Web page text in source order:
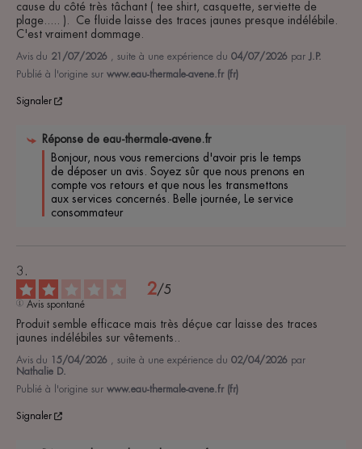
cause du côté très tâchant ( tee shirt, casquette, serviette de
plage..... ).  Ce fluide laisse des traces jaunes presque indélébile.
C'est vraiment dommage.
Avis du 21/07/2026 , suite à une expérience du 04/07/2026 par J.P.
Publié à l'origine sur www.eau-thermale-avene.fr (fr)
Signaler
Réponse de eau-thermale-avene.fr
Bonjour, nous vous remercions d'avoir pris le temps
de déposer un avis. Soyez sûr que nous prenons en
compte vos retours et que nous les transmettons
aux services concernés. Belle journée, Le service
consommateur
2/5
Avis spontané
Produit semble efficace mais très déçue car laisse des traces
jaunes indélébiles sur vêtements..
Avis du 15/04/2026 , suite à une expérience du 02/04/2026 par
Nathalie D.
Publié à l'origine sur www.eau-thermale-avene.fr (fr)
Signaler